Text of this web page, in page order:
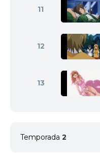
11
12
13
Temporada 2